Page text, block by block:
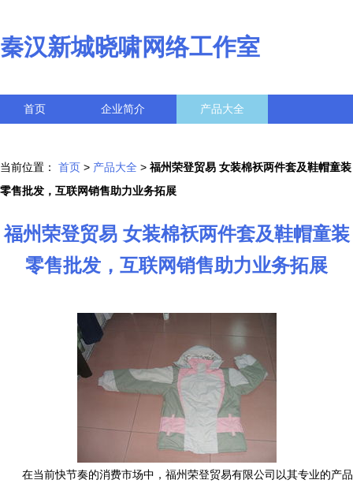
秦汉新城晓啸网络工作室
首页 企业简介 产品大全
当前位置： 首页 > 产品大全 > 福州荣登贸易 女装棉袄两件套及鞋帽童装
零售批发，互联网销售助力业务拓展
福州荣登贸易 女装棉袄两件套及鞋帽童装
零售批发，互联网销售助力业务拓展
在当前快节奏的消费市场中，福州荣登贸易有限公司以其专业的产品